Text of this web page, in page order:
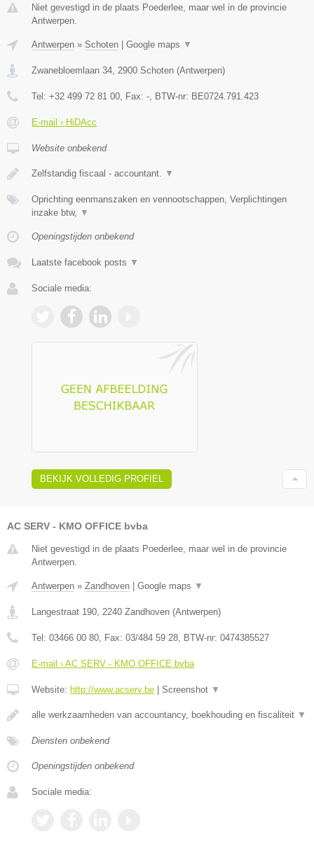
Niet gevestigd in de plaats Poederlee, maar wel in de provincie
Antwerpen.
Antwerpen » Schoten | Google maps ▼
Zwanebloemlaan 34 2900 Schoten (Antwerpen)
Tel: +32 499 72 81 00 , Fax: - , BTW-nr: BE0724.791.423
E-mail › HiDAcc
Website onbekend
Zelfstandig fiscaal - accountant. ▼
Oprichting eenmanszaken en vennootschappen, Verplichtingen
inzake btw, ▼
Openingstijden onbekend
Laatste facebook posts ▼
Sociale media:
BEKIJK VOLLEDIG PROFIEL
AC SERV - KMO OFFICE bvba
Niet gevestigd in de plaats Poederlee, maar wel in de provincie
Antwerpen.
Antwerpen » Zandhoven Google maps ▼
Langestraat 190, 2240 Zandhoven (Antwerpen)
Tel: 03466 00 80, Fax: 03/484 59 28, BTW-nr: 0474385527
E-mail › AC SERV - KMO OFFICE bvba
Website: http://www.acserv.be Screenshot ▼
alle werkzaamheden van accountancy, boekhouding en fiscaliteit ▼
Diensten onbekend
Openingstijden onbekend
Sociale media: